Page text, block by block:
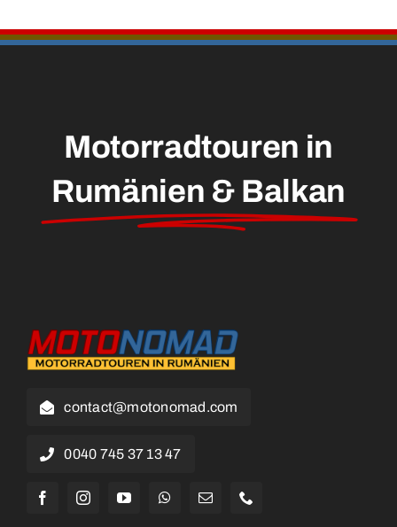
Motorradtouren in
Rumänien & Balkan
contact@motonomad.com
0040 745 37 13 47